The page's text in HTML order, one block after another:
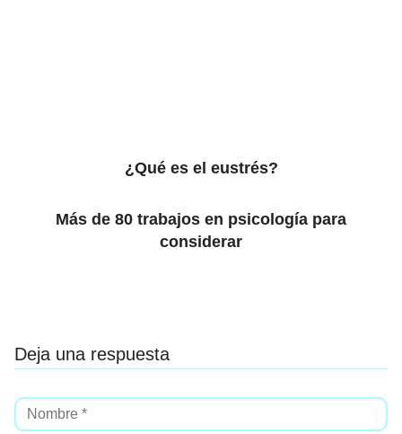
¿Qué es el eustrés?
Más de 80 trabajos en psicología para
considerar
Deja una respuesta